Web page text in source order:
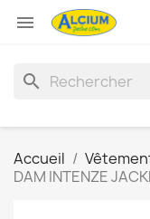

search
Accueil
DAM INTENZE